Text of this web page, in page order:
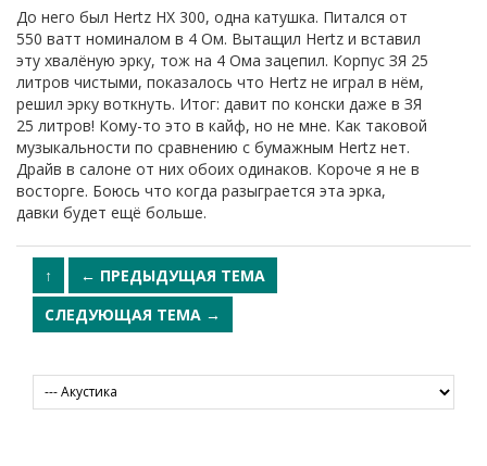
До него был Hertz HX 300, одна катушка. Питался от
550 ватт номиналом в 4 Ом. Вытащил Hertz и вставил
эту хвалёную эрку, тож на 4 Ома зацепил. Корпус ЗЯ 25
литров чистыми, показалось что Hertz не играл в нём,
решил эрку воткнуть. Итог: давит по конски даже в ЗЯ
25 литров! Кому-то это в кайф, но не мне. Как таковой
музыкальности по сравнению с бумажным Hertz нет.
Драйв в салоне от них обоих одинаков. Короче я не в
восторге. Боюсь что когда разыграется эта эрка,
давки будет ещё больше.
↑
← ПРЕДЫДУЩАЯ ТЕМА
СЛЕДУЮЩАЯ ТЕМА →